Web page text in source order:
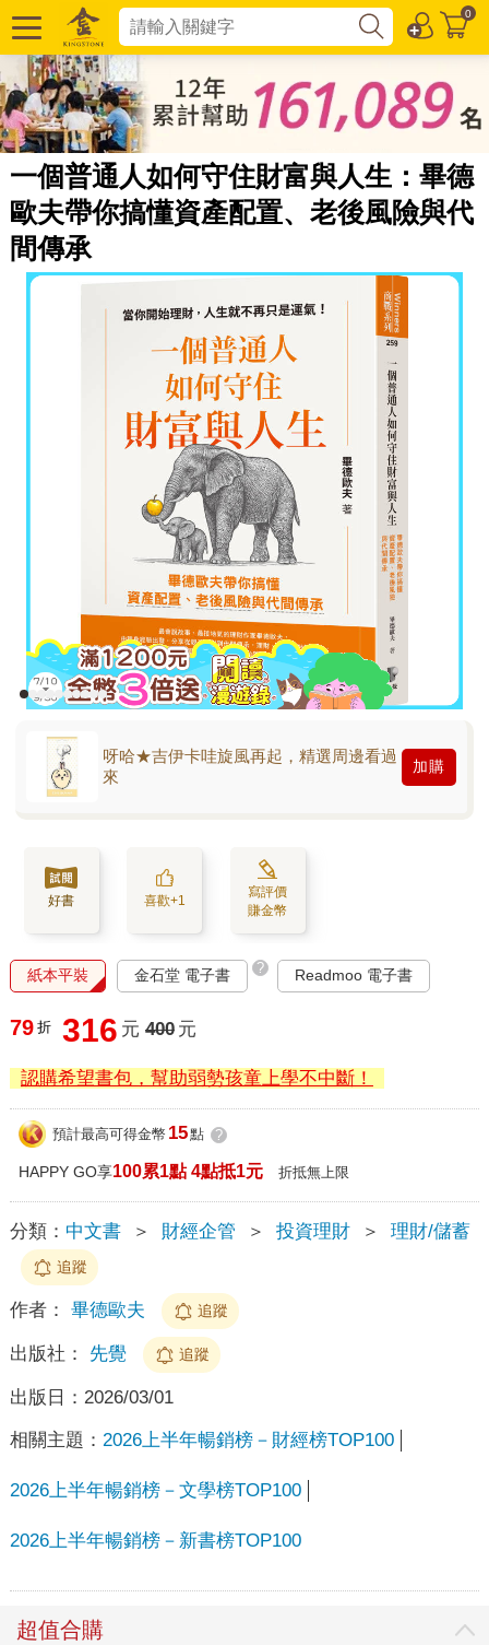
0
一個普通人如何守住財富與人生：畢德
歐夫帶你搞懂資產配置、老後風險與代
間傳承
呀哈★吉伊卡哇旋風再起，精選周邊看過
來
加購
好書 喜歡+1
寫評價
賺金幣
紙本平裝 金石堂 電子書 ? Readmoo 電子書
79 折 316 元 400 元
認購希望書包，幫助弱勢孩童上學不中斷！
預計最高可得金幣 15點 ?
HAPPY GO享100累1點 4點抵1元 折抵無上限
分類： 中文書 ＞ 財經企管 ＞ 投資理財 ＞ 理財/儲蓄
追蹤
作者： 畢德歐夫 追蹤
出版社： 先覺 追蹤
出版日： 2026/03/01
相關主題： 2026上半年暢銷榜－財經榜TOP100
2026上半年暢銷榜－文學榜TOP100
2026上半年暢銷榜－新書榜TOP100
超值合購